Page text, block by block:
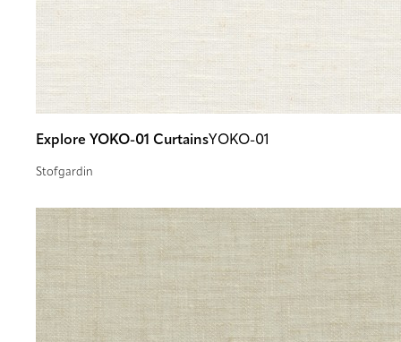
Explore YOKO-01 CurtainsYOKO-01
Stofgardin